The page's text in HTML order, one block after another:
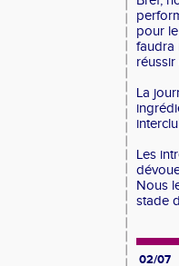
pour
faudra
La
Les
Nous
stade
02/07